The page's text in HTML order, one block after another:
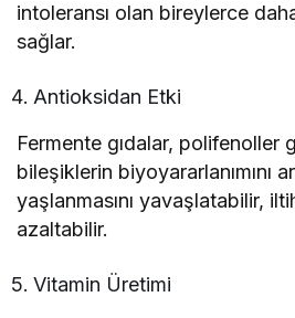
intoleransı olan bireylerce
sağlar.
Antioksidan Etki
Fermente gıdalar, polifenoller
bileşiklerin biyoyararlanımını
yaşlanmasını yavaşlatabilir,
azaltabilir.
Vitamin Üretimi